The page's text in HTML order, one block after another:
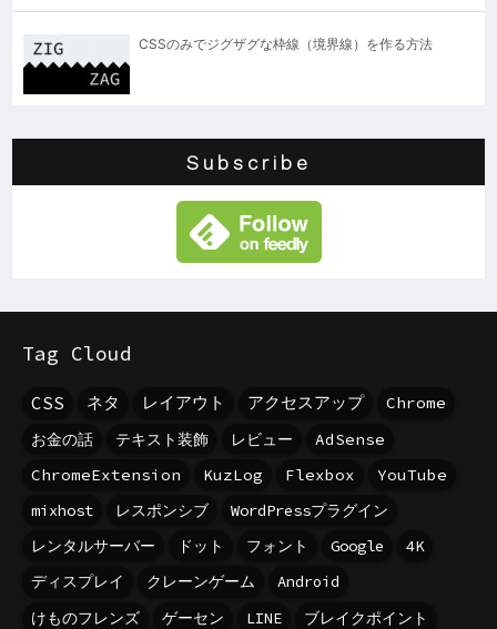
CSSのみでジグザグな枠線（境界線）を作る方法
Subscribe
Tag Cloud
CSS ネタ レイアウト アクセスアップ
Chrome
お金の話
テキスト装飾 レビュー
AdSense
ChromeExtension
KuzLog Flexbox
YouTube
mixhost
レスポンシブ
WordPressプラグイン
レンタルサーバー
ドット フォント Google
4K
ディスプレイ
クレーンゲーム
Android
けものフレンズ
ゲーセン LINE
ブレイクポイント